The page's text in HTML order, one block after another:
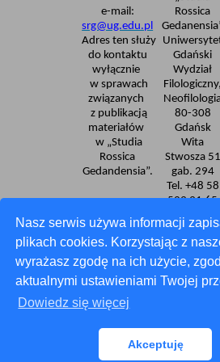
Nasz serwis używa informacji
plikach cookies. Korzystając z
wyrażasz zgodę na ich użycie,
aktualnymi ustawieniami Twojej
Dowiedz się więcej
Akceptuję
e-mail:
srg@ug.edu.pl
Adres ten służy
do kontaktu
wyłącznie
w sprawach
związanych
z publikacją
materiałów
w „Studia
Rossica
Gedandensia”.
Rossica
Gdański
Wydział
Filologiczny,
80-308
Gdańsk
Wita
Stwosza 51
gab. 294
Tel. +48 58
523 31 65
Deklaracja dostępności